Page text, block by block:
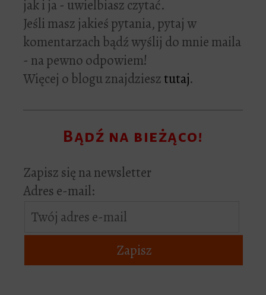
jak i ja - uwielbiasz czytać.
Jeśli masz jakieś pytania, pytaj w
komentarzach bądź wyślij do mnie maila
- na pewno odpowiem!
Więcej o blogu znajdziesztutaj.
Bądź na bieżąco!
Zapisz się na newsletter
Adres e-mail: